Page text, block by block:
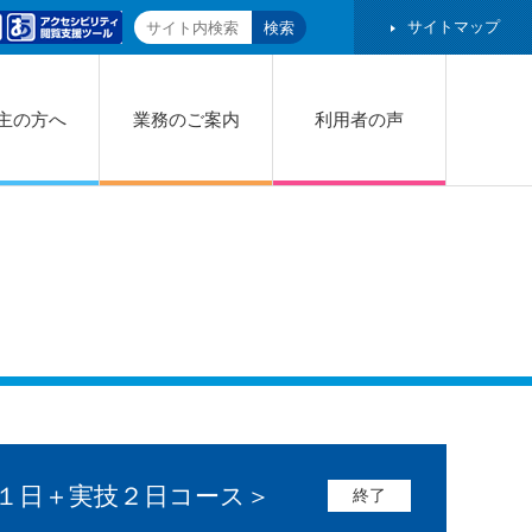
サイトマップ
の方へ 業務のご案内 利用者の声
日＋実技２日コース＞ 終了